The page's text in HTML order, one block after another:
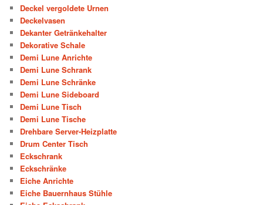
Deckel vergoldete Urnen
Deckelvasen
Dekanter Getränkehalter
Dekorative Schale
Demi Lune Anrichte
Demi Lune Schrank
Demi Lune Schränke
Demi Lune Sideboard
Demi Lune Tisch
Demi Lune Tische
Drehbare Server-Heizplatte
Drum Center Tisch
Eckschrank
Eckschränke
Eiche Anrichte
Eiche Bauernhaus Stühle